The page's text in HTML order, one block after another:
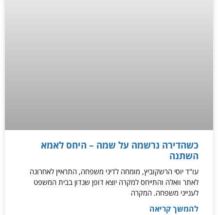
כשהדירה נרשמה על שמה – היחס לאמא
השתנה
עו"ד יוסי הרשקוביץ, מומחה לדיני משפחה, התראיין לאחרונה
לאתר וואלה והתייחס למקרה יוצא דופן שנדון בבית המשפט
לענייני משפחה. המקרה
להמשך קריאה